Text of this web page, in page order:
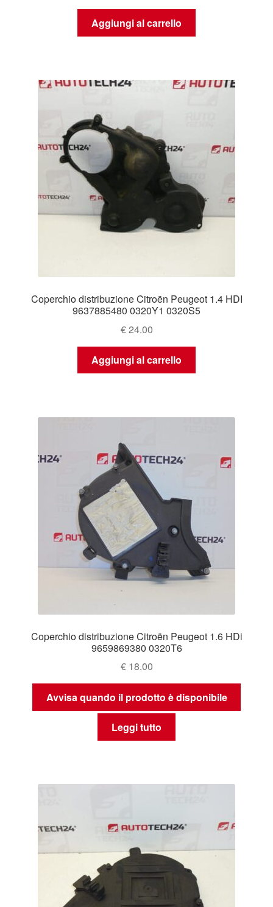
Aggiungi al carrello
Coperchio distribuzione Citroën Peugeot 1.4 HDI
9637885480 0320Y1 0320S5
€24.00
Aggiungi al carrello
Coperchio distribuzione Citroën Peugeot 1.6 HDi
9659869380 0320T6
€18.00
Avvisa quando il prodotto è disponibile
Leggi tutto